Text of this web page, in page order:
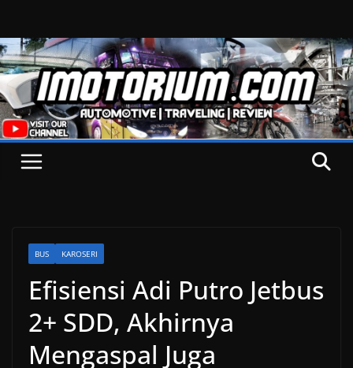
content
BUS KAROSERI
Efisiensi Adi Putro Jetbus
2+ SDD, Akhirnya
Mengaspal Juga